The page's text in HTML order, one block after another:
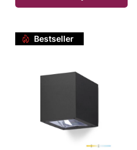
Bestseller